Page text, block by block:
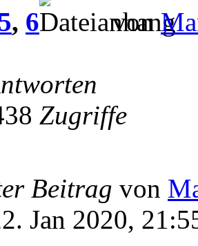
, 6 von
Zugriffe
Beitrag von
Jan 2020,